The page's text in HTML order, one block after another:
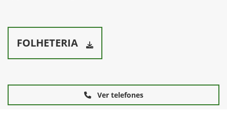
FOLHETERIA
Ver telefones